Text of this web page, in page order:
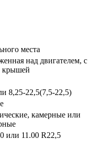
места
над двигателем, с
крышей
8,25-22,5(7,5-22,5)
камерные или
или 11.00 R22,5